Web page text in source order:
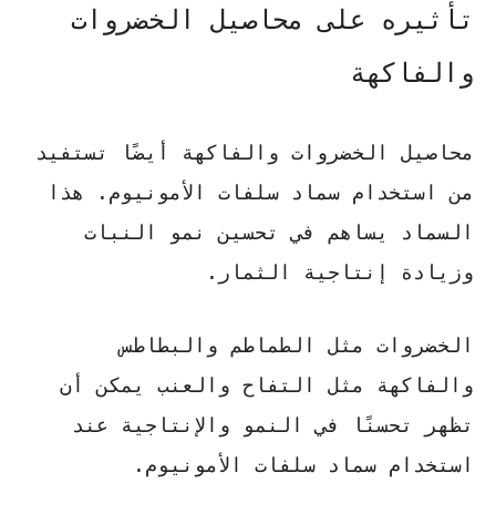
تأثيره على محاصيل الخضروات
والفاكهة
محاصيل الخضروات والفاكهة أيضًا تستفيد
من استخدام سماد سلفات الأمونيوم. هذا
السماد يساهم في تحسين نمو النبات
وزيادة إنتاجية الثمار.
الخضروات مثل الطماطم والبطاطس
والفاكهة مثل التفاح والعنب يمكن أن
تظهر تحسنًا في النمو والإنتاجية عند
استخدام سماد سلفات الأمونيوم.